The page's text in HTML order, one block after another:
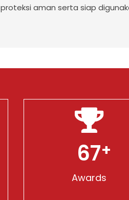
proteksi aman serta siap
96
Awards